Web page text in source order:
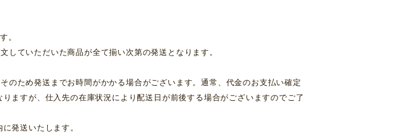
。
していただいた商品が全て揃い次第の発送となります。
のため発送までお時間がかかる場合がございます。通常、代金のお支払い確定
ますが、仕入先の在庫状況により配送日が前後する場合がございますのでご了
発送いたします。